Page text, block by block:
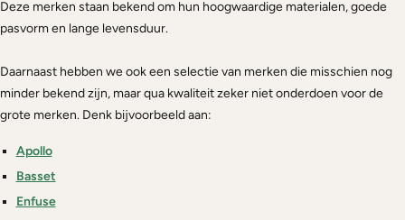
Deze merken staan bekend om hun hoogwaardige materialen, goede
pasvorm en lange levensduur.
Daarnaast hebben we ook een selectie van merken die misschien nog
minder bekend zijn, maar qua kwaliteit zeker niet onderdoen voor de
grote merken. Denk bijvoorbeeld aan:
Apollo
Basset
Enfuse